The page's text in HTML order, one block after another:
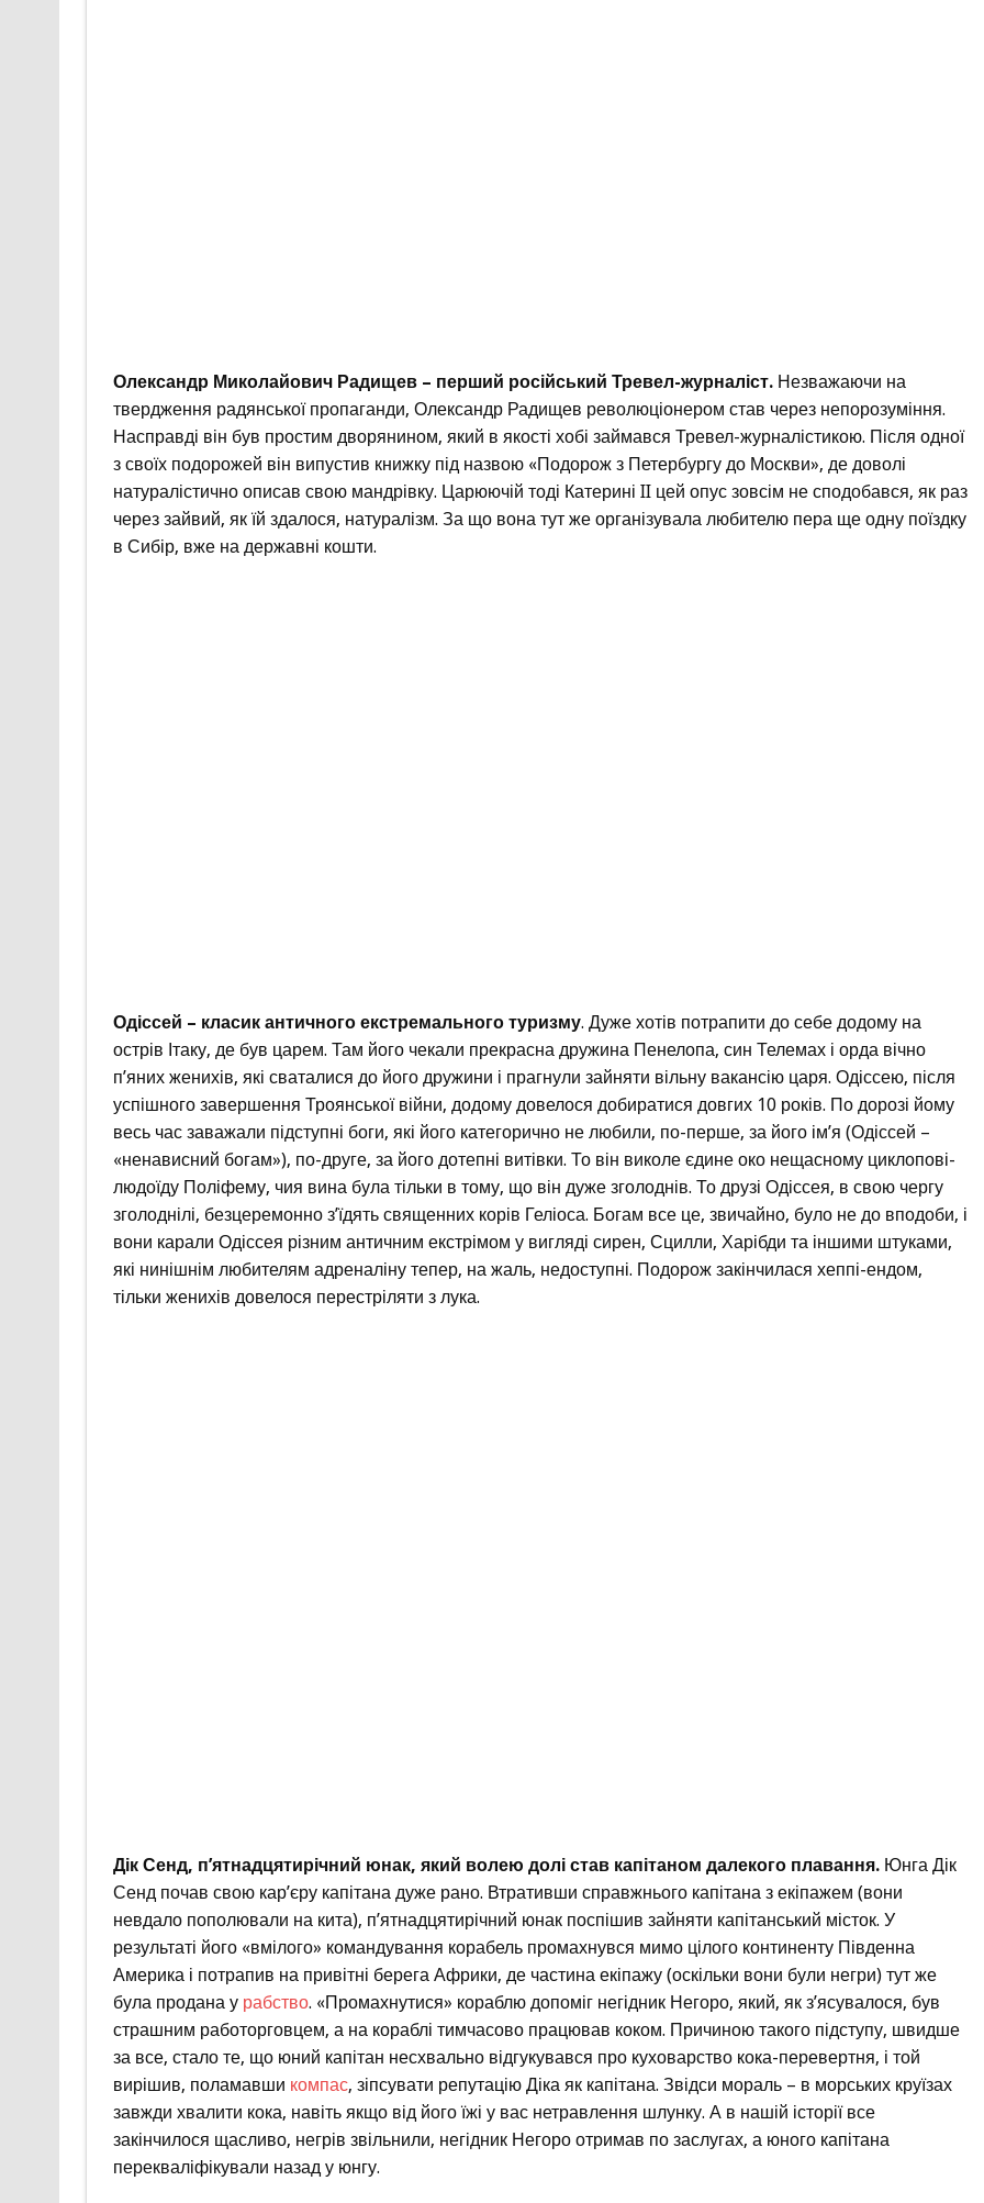
Олександр Миколайович Радищев – перший російський Тревел-журналіст.Незважаючи на
твердження радянської пропаганди, Олександр Радищев революціонером став через непорозуміння.
Насправді він був простим дворянином, який в якості хобі займався Тревел-журналістикою. Після одної
з своїх подорожей він випустив книжку під назвою «Подорож з Петербургу до Москви», де доволі
натуралістично описав свою мандрівку. Царюючій тоді Катерині II цей опус зовсім не сподобався, як раз
через зайвий, як їй здалося, натуралізм. За що вона тут же організувала любителю пера ще одну поїздку
в Сибір, вже на державні кошти.
Одіссей – класик античного екстремального туризму. Дуже хотів потрапити до себе додому на
острів Ітаку, де був царем. Там його чекали прекрасна дружина Пенелопа, син Телемах і орда вічно
п’яних женихів, які сваталися до його дружини і прагнули зайняти вільну вакансію царя. Одіссею, після
успішного завершення Троянської війни, додому довелося добиратися довгих 10 років. По дорозі йому
весь час заважали підступні боги, які його категорично не любили, по-перше, за його ім’я (Одіссей –
«ненависний богам»), по-друге, за його дотепні витівки. То він виколе єдине око нещасному циклопові-
людоїду Поліфему, чия вина була тільки в тому, що він дуже зголоднів. То друзі Одіссея, в свою чергу
зголоднілі, безцеремонно з’їдять священних корів Геліоса. Богам все це, звичайно, було не до вподоби, і
вони карали Одіссея різним античним екстрімом у вигляді сирен, Сцилли, Харібди та іншими штуками,
які нинішнім любителям адреналіну тепер, на жаль, недоступні. Подорож закінчилася хеппі-ендом,
тільки женихів довелося перестріляти з лука.
Дік Сенд, п’ятнадцятирічний юнак, який волею долі став капітаном далекого плавання.Юнга Дік
Сенд почав свою кар’єру капітана дуже рано. Втративши справжнього капітана з екіпажем (вони
невдало пополювали на кита), п’ятнадцятирічний юнак поспішив зайняти капітанський місток. У
результаті його «вмілого» командування корабель промахнувся мимо цілого континенту Південна
Америка і потрапив на привітні берега Африки, де частина екіпажу (оскільки вони були негри) тут же
була продана у рабство. «Промахнутися» кораблю допоміг негідник Негоро, який, як з’ясувалося, був
страшним работорговцем, а на кораблі тимчасово працював коком. Причиною такого підступу, швидше
за все, стало те, що юний капітан несхвально відгукувався про куховарство кока-перевертня, і той
вирішив, поламавши компас, зіпсувати репутацію Діка як капітана. Звідси мораль – в морських круїзах
завжди хвалити кока, навіть якщо від його їжі у вас нетравлення шлунку. А в нашій історії все
закінчилося щасливо, негрів звільнили, негідник Негоро отримав по заслугах, а юного капітана
перекваліфікували назад у юнгу.